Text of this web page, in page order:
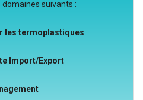
suivants :
les termoplastiques
Import/Export